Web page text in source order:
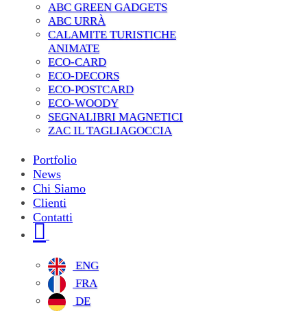
ABC GREEN GADGETS
ABC URRÀ
CALAMITE TURISTICHE
ANIMATE
ECO-CARD
ECO-DECORS
ECO-POSTCARD
ECO-WOODY
SEGNALIBRI MAGNETICI
ZAC IL TAGLIAGOCCIA
Portfolio
News
Chi Siamo
Clienti
Contatti
ENG
FRA
DE